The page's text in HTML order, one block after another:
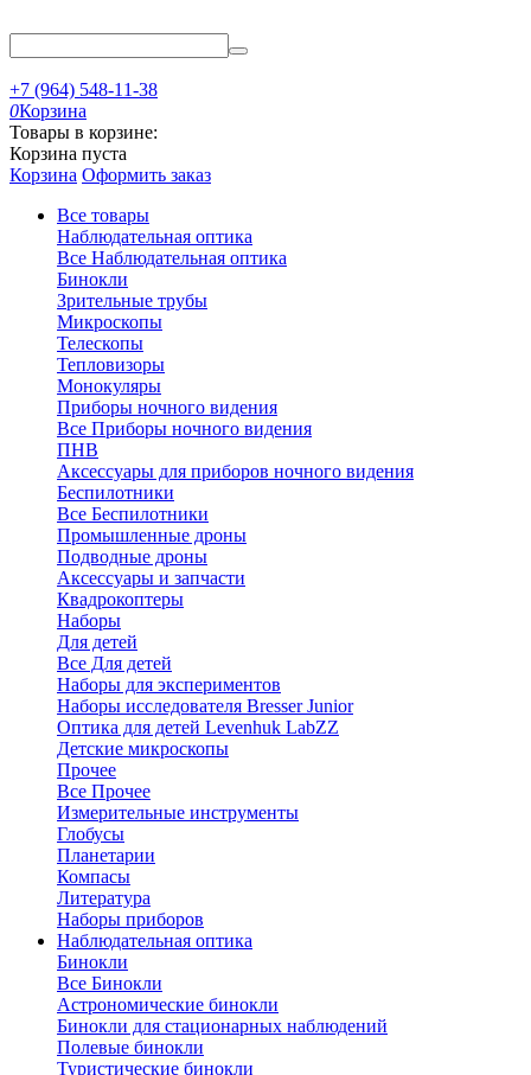
+7 (964) 548-11-38
0Корзина
Товары в корзине:
Корзина пуста
Корзина Оформить заказ
Все товары
Наблюдательная оптика
Все Наблюдательная оптика
Бинокли
Зрительные трубы
Микроскопы
Телескопы
Тепловизоры
Монокуляры
Приборы ночного видения
Все Приборы ночного видения
ПНВ
Аксессуары для приборов ночного видения
Беспилотники
Все Беспилотники
Промышленные дроны
Подводные дроны
Аксессуары и запчасти
Квадрокоптеры
Наборы
Для детей
Все Для детей
Наборы для экспериментов
Наборы исследователя Bresser Junior
Оптика для детей Levenhuk LabZZ
Детские микроскопы
Прочее
Все Прочее
Измерительные инструменты
Глобусы
Планетарии
Компасы
Литература
Наборы приборов
Наблюдательная оптика
Бинокли
Все Бинокли
Астрономические бинокли
Бинокли для стационарных наблюдений
Полевые бинокли
Туристические бинокли